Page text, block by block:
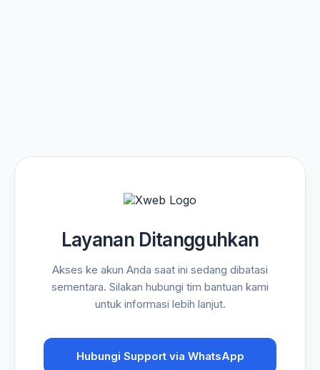
Layanan Ditangguhkan
Akses ke akun Anda saat ini sedang dibatasi
sementara. Silakan hubungi tim bantuan kami
untuk informasi lebih lanjut.
Hubungi Support via WhatsApp